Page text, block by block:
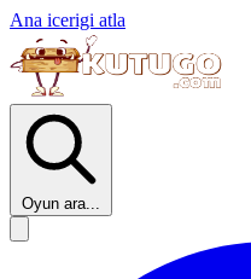
Ana icerigi atla
Oyun ara...